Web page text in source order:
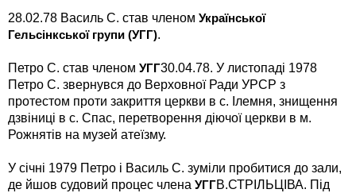
28.02.78 Василь С. став членом Української
Гельсінкської групи (УГГ).
Петро С. став членом УГГ30.04.78. У листопаді 1978
Петро С. звернувся до Верховної Ради УРСР з
протестом проти закриття церкви в с. Ілемня, знищення
дзвіниці в с. Спас, перетворення діючої церкви в м.
Рожнятів на музей атеїзму.
У січні 1979 Петро і Василь С. зуміли пробитися до зали,
де йшов судовий процес члена УГГВ.СТРІЛЬЦІВА. Під